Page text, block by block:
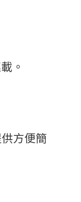
。
方便簡